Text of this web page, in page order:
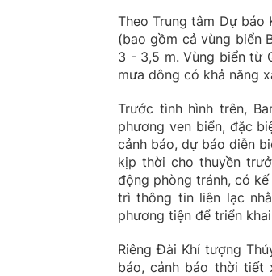
Theo Trung tâm Dự báo
(bao gồm cả vùng biển
3 - 3,5 m. Vùng biển từ
mưa dông có khả năng
Trước tình hình trên,
phương ven biển, đặc
cảnh báo, dự báo diễn
kịp thời cho thuyền
động phòng tránh, có
trì thông tin liên lạc
phương tiện để triển
Riêng Đài Khí tượng
báo, cảnh báo thời tiết